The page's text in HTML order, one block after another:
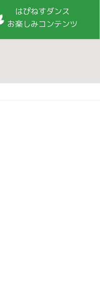
はぴねすダンス
お楽しみコンテンツ